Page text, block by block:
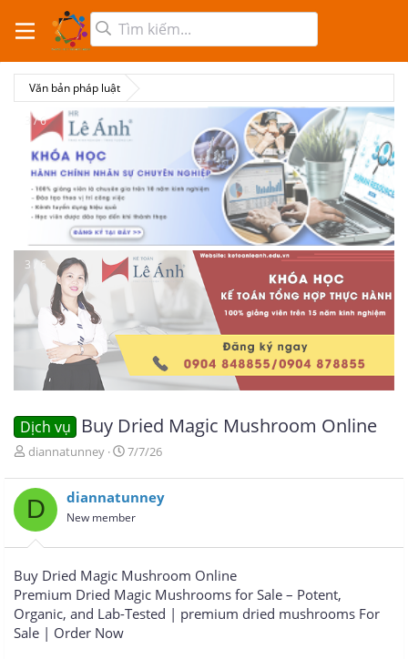
Văn bản pháp luật
3 / 6
3 / 6
Dịch vụ Buy Dried Magic Mushroom Online
T
r
e
a
d
s
a
r
t
e
diannatunney
N
à
y
g
i
7/7/26
D diannatunney
New member
Buy Dried Magic Mushroom Online
Premium Dried Magic Mushrooms for Sale – Potent,
Organic, and Lab-Tested | premium dried mushrooms For
Sale | Order Now